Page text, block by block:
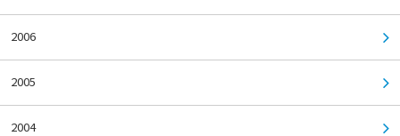
2006
2005
2004